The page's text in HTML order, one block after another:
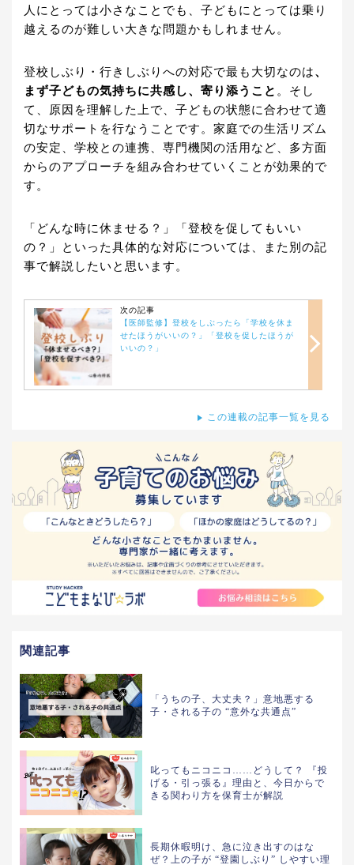
人にとっては小さなことでも、子どもにとっては乗り
越えるのが難しい大きな問題かもしれません。
登校しぶり・行きしぶりへの対応で最も大切なのは、
まず子どもの気持ちに共感し、寄り添うこと 。そし
て、原因を理解した上で、子どもの状態に合わせて適
切なサポートを行なうことです。家庭での生活リズム
の安定、学校との連携、専門機関の活用など、多方面
からのアプローチを組み合わせていくことが効果的で
す。
「どんな時に休ませる？」「登校を促してもいい
の？」といった具体的な対応については、また別の記
事で解説したいと思います。
次の記事
【医師監修】登校をしぶったら「学校を休ま
せたほうがいいの？」「登校を促したほうが
いいの？」
この連載の記事一覧を見る
関連記事
「うちの子、大丈夫？」意地悪する
子・される子の “意外な共通点”
叱ってもニコニコ……どうして？ 『投
げる・引っ張る』理由と、今日からで
きる関わり方を保育士が解説
長期休暇明け、急に泣き出すのはな
ぜ？上の子が “登園しぶり” しやすい理